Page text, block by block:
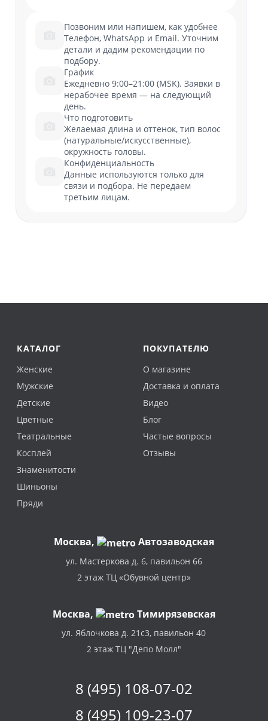
Позвоним или напишем, как удобнее
Телефон, WhatsApp и Email. Уточним
детали и дадим рекомендации по
подбору.
График
Ежедневно 9:00–21:00 (MSK). Заявки в
нерабочее время — на следующий
день.
Что подготовить
Желаемая длина и оттенок, тип волос
(натуральные/искусственные),
окружность головы.
Конфиденциальность
Данные используются только для
связи и подбора. Не передаем
третьим лицам.
КАТАЛОГ
Женские
Мужские
Детские
Цветные
Театральные
Косплей
Знаменитости
Шиньоны
Пряди
ПОКУПАТЕЛЮ
О магазине
Доставка и оплата
Видео
Блог
Частые вопросы
Отзывы
Москва, Автозаводская
ул. Мастеркова д. 6, павильон 66
2 этаж ТЦ «Обувной центр»
Москва, Тимирязевская
ул. Яблочкова д. 21с3, павильон 40
2 этаж ТЦ "Депо Молл"
8 (495) 108-07-02
8 (495) 109-23-07